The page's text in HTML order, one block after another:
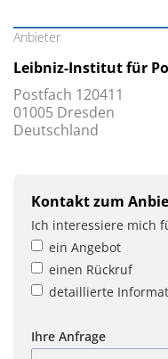
Anbieter
Leibniz-Institut für
Postfach 120411
01005 Dresden
Deutschland
Kontakt zum
Ich interessiere mich
ein Angebot
einen Rückruf
detaillierte
Ihre Anfrage